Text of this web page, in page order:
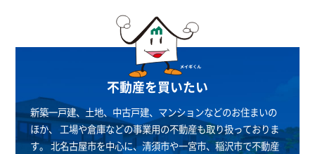
不動産を買いたい
新築一戸建、土地、中古戸建、マンションなどのお住まいの
ほか、 工場や倉庫などの事業用の不動産も取り扱っておりま
す。北名古屋市を中心に、清須市や一宮市、稲沢市で不動産